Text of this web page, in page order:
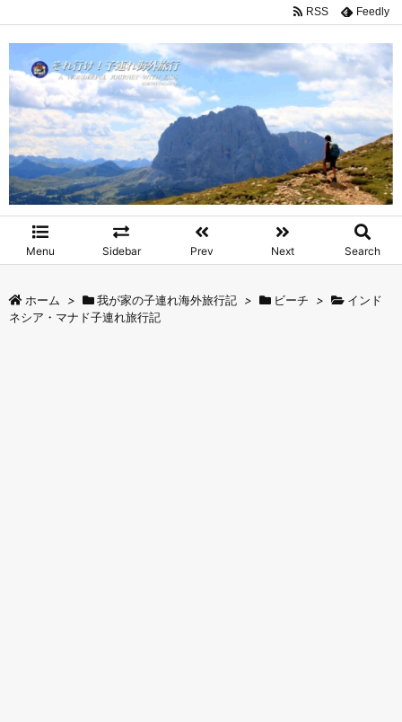
Menu Sidebar Prev Next Search
RSS Feedly
ホーム > 我が家の子連れ海外旅行記 > ビーチ >
インド
ネシア・マナド子連れ旅行記